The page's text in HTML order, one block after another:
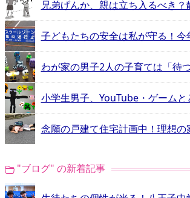
兄弟げんか、親は立ち入るべき？
わが家の男子2人の子育ては「待
小学生男子、YouTube・ゲームと
"ブログ" の新着記事